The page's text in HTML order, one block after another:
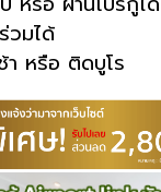
วมได้
า หรือ ติดบูโร